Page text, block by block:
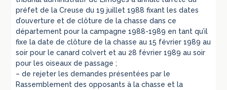
préfet de la Creuse du 19 juillet 1988 fixant les dates
d’ouverture et de clôture de la chasse dans ce
département pour la campagne 1988-1989 en tant qu’il
fixe la date de clôture de la chasse au 15 février 1989 au
soir pour le canard colvert et au 28 février 1989 au soir
pour les oiseaux de passage ;
– de rejeter les demandes présentées par le
Rassemblement des opposants à la chasse et la